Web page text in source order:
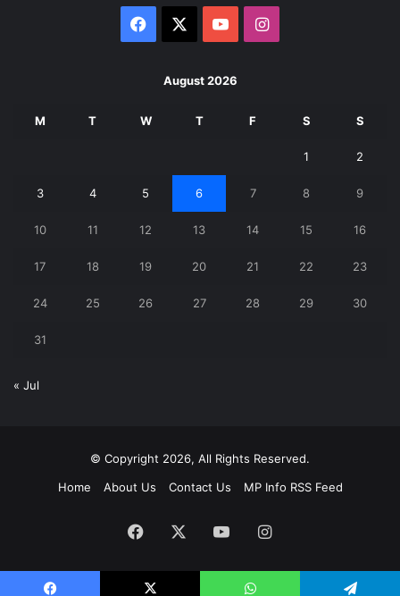
Facebook YouTubeInstagram
August 2026
M T W T F S S
1 2
3 4 5 6 7 8 9
10 11 12 13 14 15 16
17 18 19 20 21 22 23
24 25 26 27 28 29 30
31
« Jul
© Copyright 2026, All Rights Reserved.
Home
About Us Contact Us MP Info RSS Feed
Facebook YouTubeInstagram